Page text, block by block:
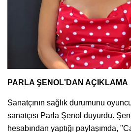
PARLA ŞENOL'DAN AÇIKLAMA
Sanatçının sağlık durumunu
sanatçısı Parla Şenol duyurdu.
hesabından yaptığı paylaşımda,